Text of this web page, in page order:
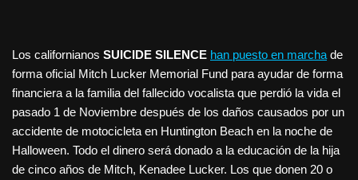
Los californianos SUICIDE SILENCE han puesto en marcha de
forma oficial Mitch Lucker Memorial Fund para ayudar de forma
financiera a la familia del fallecido vocalista que perdió la vida el
pasado 1 de Noviembre después de los daños causados por un
accidente de motocicleta en Huntington Beach en la noche de
Halloween. Todo el dinero será donado a la educación de la hija
de cinco años de Mitch, Kenadee Lucker. Los que donen 20 o